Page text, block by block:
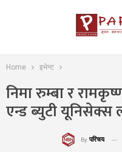
Home इभेन्ट
निमा रुम्बा र
एन्ड ब्युटी यूनिसेक्स
By परिचय